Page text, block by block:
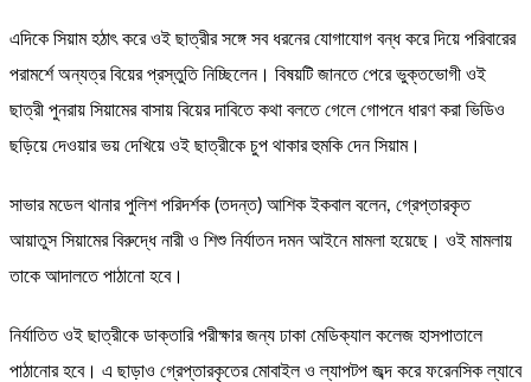
এদিকে সিয়াম হঠাৎ করে ওই ছাত্রীর সঙ্গে সব ধরনের যোগাযোগ বন্ধ করে দিয়ে পরিবারের
পরামর্শে অন্যত্র বিয়ের প্রস্তুতি নিচ্ছিলেন। বিষয়টি জানতে পেরে ভুক্তভোগী ওই
ছাত্রী পুনরায় সিয়ামের বাসায় বিয়ের দাবিতে কথা বলতে গেলে গোপনে ধারণ করা ভিডিও
ছড়িয়ে দেওয়ার ভয় দেখিয়ে ওই ছাত্রীকে চুপ থাকার হুমকি দেন সিয়াম।
সাভার মডেল থানার পুলিশ পরিদর্শক (তদন্ত) আশিক ইকবাল বলেন, গ্রেপ্তারকৃত
আয়াতুস সিয়ামের বিরুদ্ধে নারী ও শিশু নির্যাতন দমন আইনে মামলা হয়েছে। ওই মামলায়
তাকে আদালতে পাঠানো হবে।
নির্যাতিত ওই ছাত্রীকে ডাক্তারি পরীক্ষার জন্য ঢাকা মেডিক্যাল কলেজ হাসপাতালে
পাঠানোর হবে। এ ছাড়াও গ্রেপ্তারকৃতের মোবাইল ও ল্যাপটপ জব্দ করে ফরেনসিক ল্যাবে